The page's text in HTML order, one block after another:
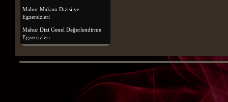
Mahur Makam Dizisi ve
Egzersizleri
Mahur Dizi Genel Değerlendirme
Egzersizleri